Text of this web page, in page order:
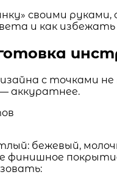
своими
и как
с точками
аккуратнее.
бежевый,
финишное